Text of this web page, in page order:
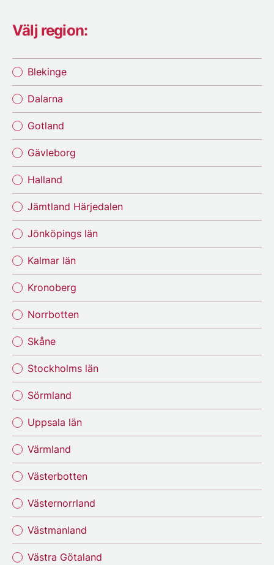
Välj region:
Blekinge
Dalarna
Gotland
Gävleborg
Halland
Jämtland Härjedalen
Jönköpings län
Kalmar län
Kronoberg
Norrbotten
Skåne
Stockholms län
Sörmland
Uppsala län
Värmland
Västerbotten
Västernorrland
Västmanland
Västra Götaland